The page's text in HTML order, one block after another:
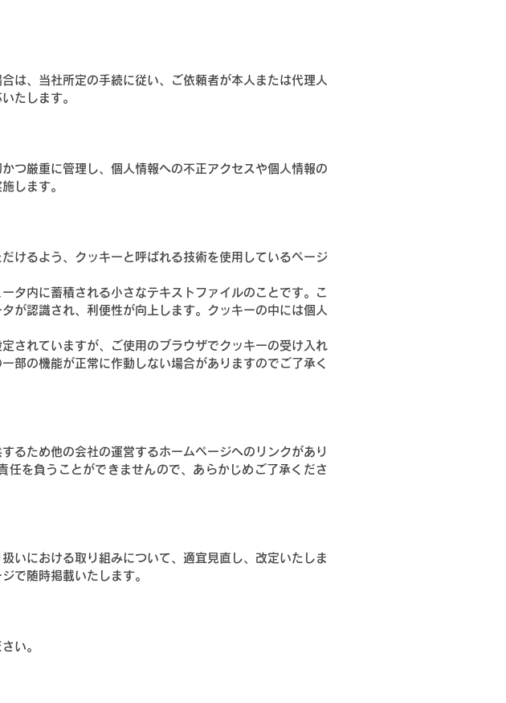
は、当社所定の手続に従い、ご依頼者が本人または代理人
たします。
つ厳重に管理し、個人情報への不正アクセスや個人情報の
します。
けるよう、クッキーと呼ばれる技術を使用しているページ
タ内に蓄積される小さなテキストファイルのことです。こ
が認識され、利便性が向上します。クッキーの中には個人
されていますが、ご使用のブラウザでクッキーの受け入れ
部の機能が正常に作動しない場合がありますのでご了承く
るため他の会社の運営するホームページへのリンクがあり
を負うことができませんので、あらかじめご了承くださ
いにおける取り組みについて、適宜見直し、改定いたしま
で随時掲載いたします。
い。